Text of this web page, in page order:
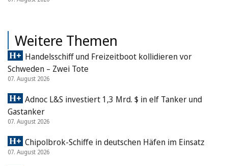
Weitere Themen
Handelsschiff und Freizeitboot kollidieren vor
Schweden – Zwei Tote
07. August 2026
Adnoc L&S investiert 1,3 Mrd. $ in elf Tanker und
Gastanker
07. August 2026
Chipolbrok-Schiffe in deutschen Häfen im Einsatz
07. August 2026